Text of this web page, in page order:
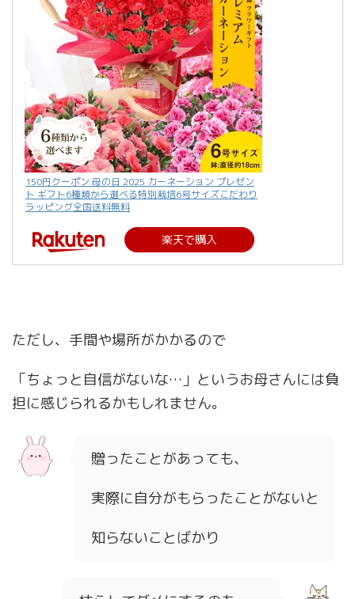
150円クーポン 母の日 2025 カーネーション プレゼン
ト ギフト6種類から選べる特別栽培6号サイズこだわり
ラッピング全国送料無料
楽天で購入
ただし、手間や場所がかかるので
「ちょっと自信がないな…」というお母さんには負
担に感じられるかもしれません。
贈ったことがあっても、
実際に自分がもらったことがないと
知らないことばかり